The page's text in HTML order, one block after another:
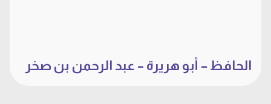
الحافظ – أبو هريرة – عبد الرحمن بن صخر